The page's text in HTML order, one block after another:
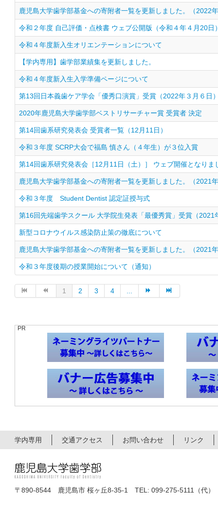
鹿児島大学歯学部基金への寄附者一覧を更新しました。（2022
令和２年度 自己評価・点検書 ウェブ公開版（令和４年４月20日
令和４年度新入生オリエンテーションについて
【学内専用】歯学部業績集を更新しました。
令和４年度新入生入学準備ページについて
第13回日本義歯ケア学会「優秀口演賞」受賞（2022年３月６日
2020年鹿児島大学歯学部ベストリサーチャー賞 受賞者 決定
第14回歯系研究発表会 受賞者一覧（12月11日）
令和３年度 SCRP大会で福島 慎さん（４年生）が３位入賞
第14回歯系研究発表会［12月11日（土）］ ウェブ開催となりま
鹿児島大学歯学部基金への寄附者一覧を更新しました。（2021
令和３年度 Student Dentist 認定証授与式
第16回先端歯学スクール 大学院生発表「最優秀賞」受賞（2021
新型コロナウイルス感染防止策の徹底について
鹿児島大学歯学部基金への寄附者一覧を更新しました。（2021
令和３年度後期の授業開始について（通知）
1 2 3 4
PR
学内専用 交通アクセス お問い合わせ リンク
〒890-8544 鹿児島市 桜ヶ丘8-35-1 TEL: 099-275-5111（代）